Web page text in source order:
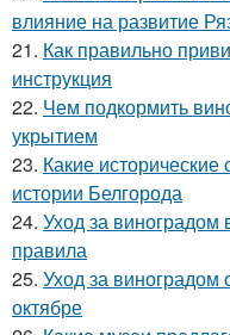
влияние на развитие
21. Как правильно
инструкция
22. Чем подкормить
укрытием
23. Какие
истории Белгорода
24. Уход за виноградом
правила
25. Уход за виноградом
октябре